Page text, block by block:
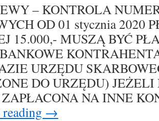
– KONTROLA
OD 01 stycznia 2020
15.000,- MUSZĄ BYĆ
URZĘDU
DO URZĘDU) JEŻELI
NA INNE
→